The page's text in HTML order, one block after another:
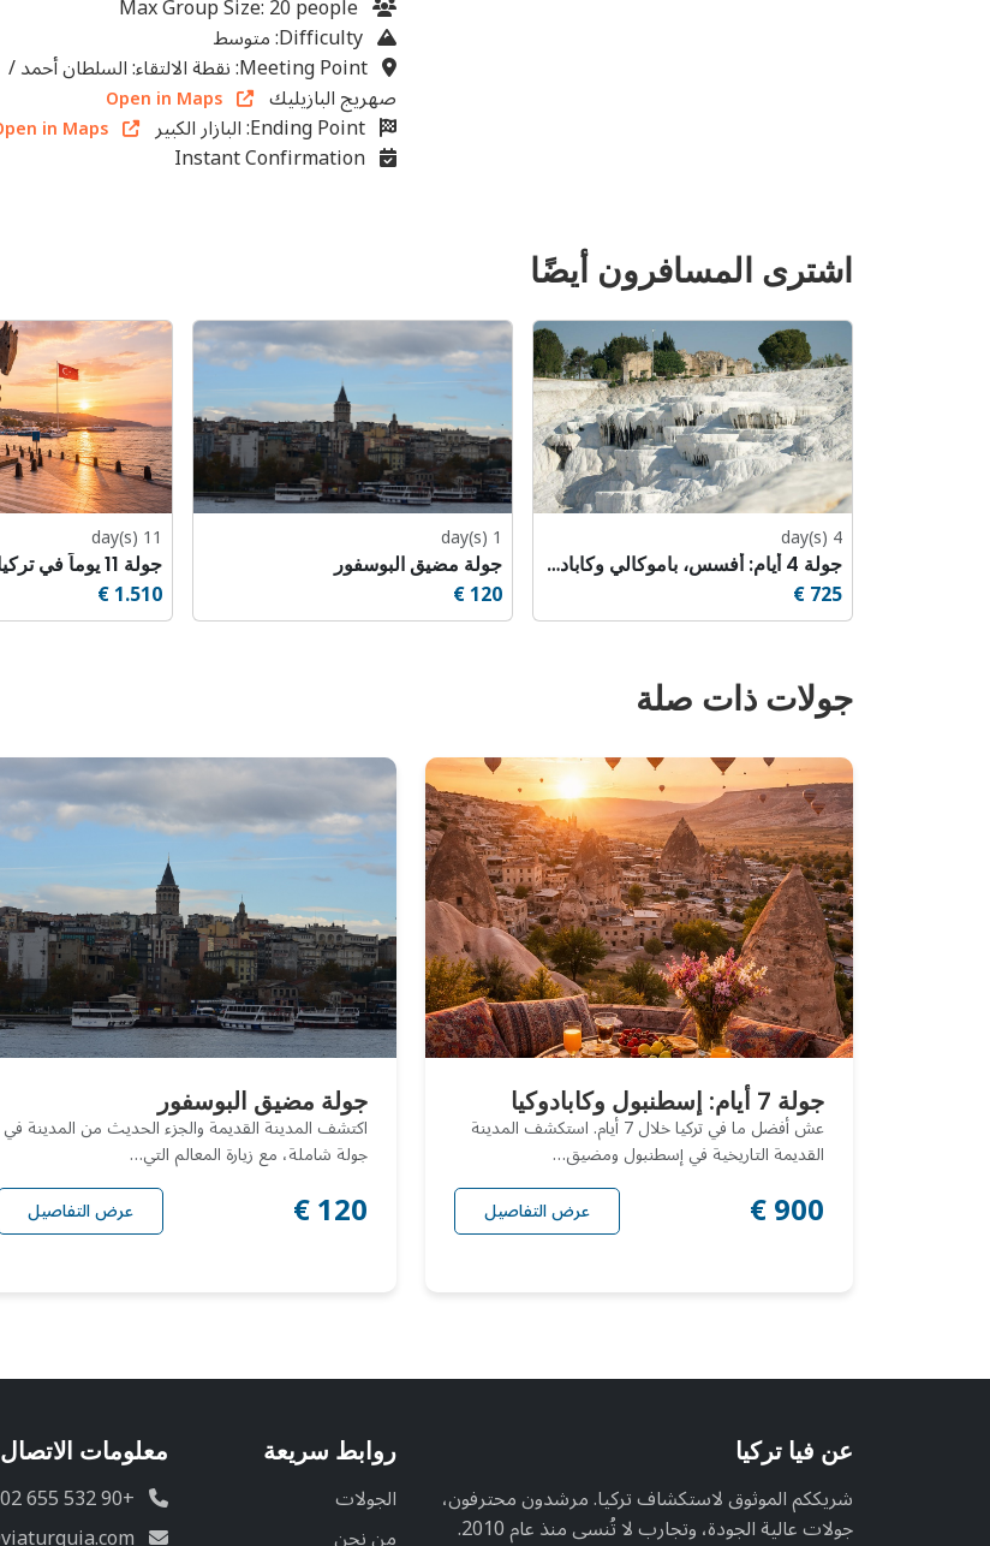
Meeting Point: نقطة الالتقاء: السلطان أحمد /
صهريج البازيليك
اشترى المسافرون أيضًا
4 day(s)
جولة 4 أيام: أفسس، باموكالي وكابادوكيا
725 €
1 day(s)
جولة مضيق البوسفور
120 €
11 day(s)
1.510 €
جولات ذات صلة
جولة 7 أيام: إسطنبول وكابادوكيا
عش أفضل ما في تركيا خلال 7 أيام. استكشف المدينة
القديمة التاريخية في إسطنبول ومضيق…
900 € عرض التفاصيل
جولة مضيق البوسفور
اكتشف المدينة القديمة والجزء الحديث من المدينة في
جولة شاملة، مع زيارة المعالم التي…
120 € عرض التفاصيل
عن فيا تركيا
شريككم الموثوق لاستكشاف تركيا. مرشدون محترفون،
جولات عالية الجودة، وتجارب لا تُنسى منذ عام 2010.
روابط سريعة
الجولات
معلومات الاتصال
+90 532 655 02 63